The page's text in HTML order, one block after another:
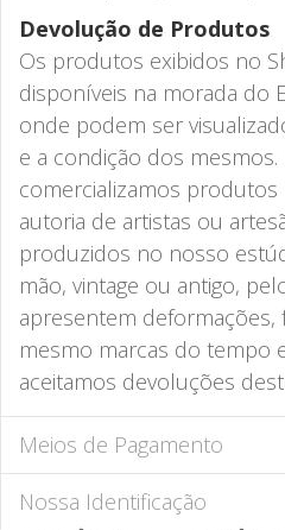
Devolução de Produtos
Os produtos exibidos no
disponíveis na morada do
onde podem ser
e a condição dos
comercializamos
autoria de artistas ou
produzidos no nosso
mão, vintage ou antigo,
apresentem deformações,
mesmo marcas do tempo
aceitamos devoluções
Meios de Pagamento
Nossa Identificação